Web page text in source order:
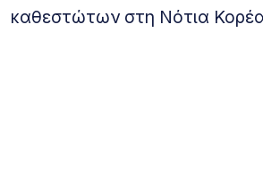
καθεστώτων στη Νότια